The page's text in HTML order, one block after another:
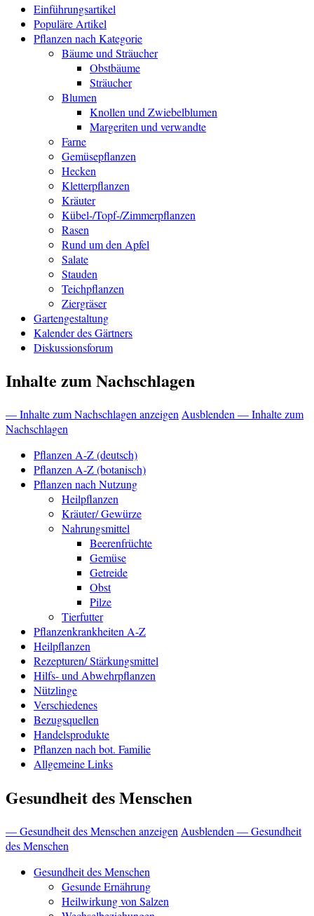
Einführungsartikel
Populäre Artikel
Pflanzen nach Kategorie
Bäume und Sträucher
Obstbäume
Sträucher
Blumen
Knollen und Zwiebelblumen
Margeriten und verwandte
Farne
Gemüsepflanzen
Hecken
Kletterpflanzen
Kräuter
Kübel-/Topf-/Zimmerpflanzen
Rasen
Rund um den Apfel
Salate
Stauden
Teichpflanzen
Ziergräser
Gartengestaltung
Kalender des Gärtners
Diskussionsforum
Inhalte zum Nachschlagen
— Inhalte zum Nachschlagen anzeigenAusblenden — Inhalte zum
Nachschlagen
Pflanzen A-Z (deutsch)
Pflanzen A-Z (botanisch)
Pflanzen nach Nutzung
Heilpflanzen
Kräuter/ Gewürze
Nahrungsmittel
Beerenfrüchte
Gemüse
Getreide
Obst
Pilze
Tierfutter
Pflanzenkrankheiten A-Z
Heilpflanzen
Rezepturen/ Stärkungsmittel
Hilfs- und Abwehrpflanzen
Nützlinge
Verschiedenes
Bezugsquellen
Handelsprodukte
Pflanzen nach bot. Familie
Allgemeine Links
Gesundheit des Menschen
— Gesundheit des Menschen anzeigen Ausblenden — Gesundheit
des Menschen
Gesundheit des Menschen
Gesunde Ernährung
Heilwirkung von Salzen